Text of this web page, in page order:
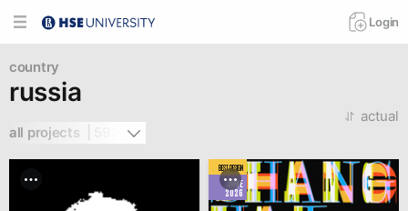
Login
country
russia
all projects  | 592
actual
BEST DESIGN
JUNE
2026